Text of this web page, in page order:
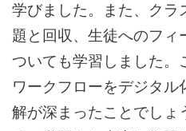
学びました。また、クラ
題と回収、生徒へのフィ
ついても学習しました。
ワークフローをデジタル
解が深まったことでしょ